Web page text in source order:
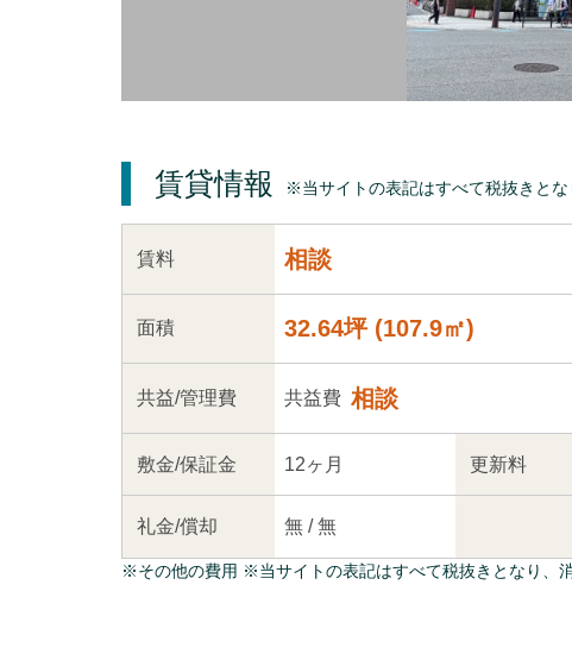
賃貸情報 ※当サイトの表記はすべて税抜きとな
賃料 相談
面積 32.64坪 (107.9㎡)
共益/管理費 共益費 相談
敷金/保証金 12ヶ月 更新料
礼金/償却 無 /無
※その他の費用 ※当サイトの表記はすべて税抜きとなり、